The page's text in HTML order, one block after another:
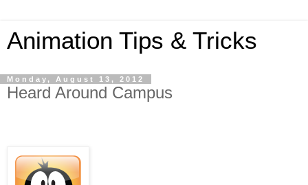
Animation Tips & Tricks
Monday, August 13, 2012
Heard Around Campus